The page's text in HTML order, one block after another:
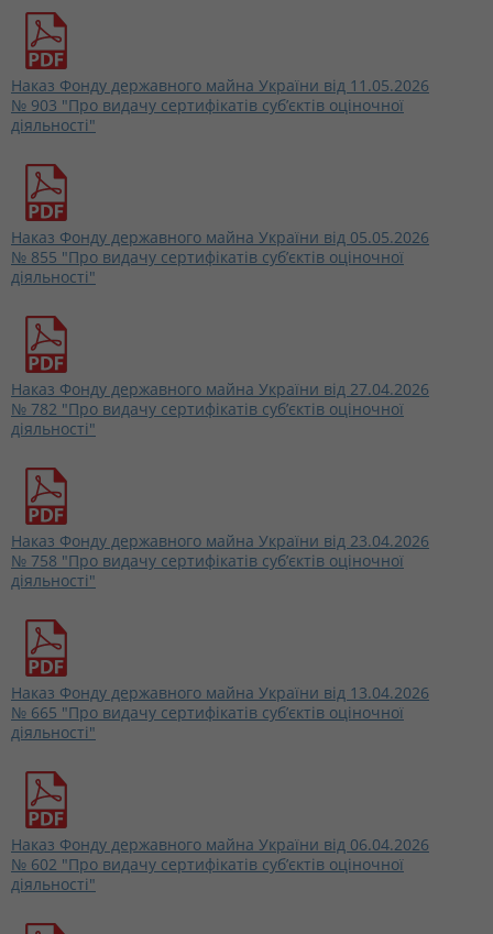
Наказ Фонду державного майна України від 11.05.2026
№ 903 "Про видачу сертифікатів суб’єктів оціночної
діяльності"
Наказ Фонду державного майна України від 05.05.2026
№ 855 "Про видачу сертифікатів суб’єктів оціночної
діяльності"
Наказ Фонду державного майна України від 27.04.2026
№ 782 "Про видачу сертифікатів суб’єктів оціночної
діяльності"
Наказ Фонду державного майна України від 23.04.2026
№ 758 "Про видачу сертифікатів суб’єктів оціночної
діяльності"
Наказ Фонду державного майна України від 13.04.2026
№ 665 "Про видачу сертифікатів суб’єктів оціночної
діяльності"
Наказ Фонду державного майна України від 06.04.2026
№ 602 "Про видачу сертифікатів суб’єктів оціночної
діяльності"